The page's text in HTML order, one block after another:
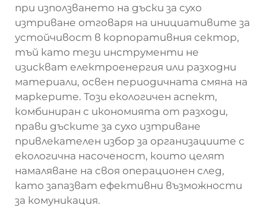
при използването на дъски за сухо
изтриване отговаря на инициативите за
устойчивост в корпоративния сектор,
тъй като тези инструменти не
изискват електроенергия или разходни
материали, освен периодичната смяна на
маркерите. Този екологичен аспект,
комбиниран с икономията от разходи,
прави дъските за сухо изтриване
привлекателен избор за организациите с
екологична насоченост, които целят
намаляване на своя операционен след,
като запазват ефективни възможности
за комуникация.